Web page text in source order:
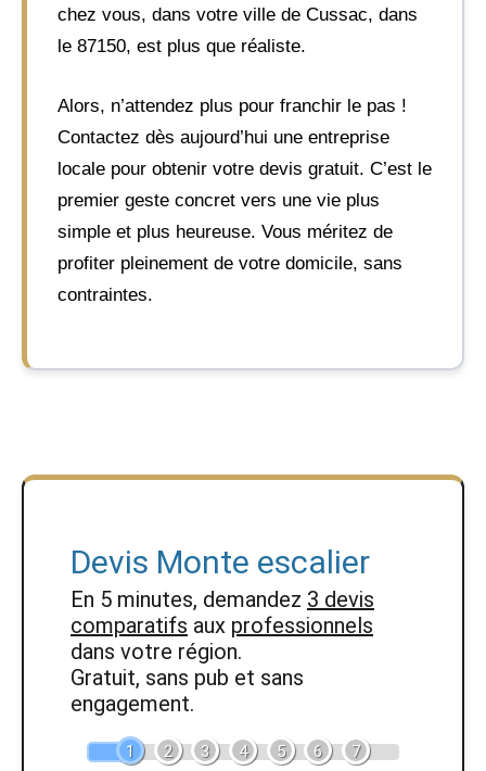
chez vous, dans votre ville de Cussac, dans
le 87150, est plus que réaliste.
Alors, n’attendez plus pour franchir le pas !
Contactez dès aujourd’hui une entreprise
locale pour obtenir votre devis gratuit. C’est le
premier geste concret vers une vie plus
simple et plus heureuse. Vous méritez de
profiter pleinement de votre domicile, sans
contraintes.
Devis Monte escalier
En 5 minutes, demandez 3 devis
comparatifs aux professionnels
dans votre région.
Gratuit, sans pub et sans
engagement.
1 2 3 4 5 6 7